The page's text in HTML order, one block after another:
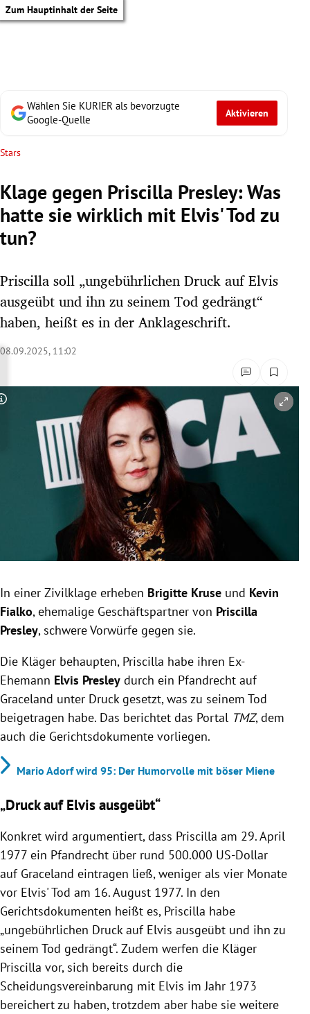
Zum Hauptinhalt der Seite
Untermenü
Untermenü
Untermenü
Untermenü
Untermenü
Untermenü
Untermenü
Untermenü
Untermenü
Wählen Sie KURIER als bevorzugte
Google-Quelle
Aktivieren
Stars
Klage gegen Priscilla Presley: Was
hatte sie wirklich mit Elvis' Tod zu
tun?
Priscilla soll „ungebührlichen Druck auf Elvis
ausgeübt und ihn zu seinem Tod gedrängt“
haben, heißt es in der Anklageschrift.
08.09.2025, 11:02
Copyright-Hinweis öffnen/schließen
In einer Zivilklage erheben Brigitte Kruse und Kevin
Fialko, ehemalige Geschäftspartner von Priscilla
Presley, schwere Vorwürfe gegen sie.
Die Kläger behaupten, Priscilla habe ihren Ex-
Ehemann Elvis Presley durch ein Pfandrecht auf
Graceland unter Druck gesetzt, was zu seinem Tod
beigetragen habe. Das berichtet das Portal TMZ, dem
auch die Gerichtsdokumente vorliegen.
Mario Adorf wird 95: Der Humorvolle mit böser Miene
„Druck auf Elvis ausgeübt“
Konkret wird argumentiert, dass Priscilla am 29. April
1977 ein Pfandrecht über rund 500.000 US-Dollar
auf Graceland eintragen ließ, weniger als vier Monate
vor Elvis' Tod am 16. August 1977. In den
Gerichtsdokumenten heißt es, Priscilla habe
„ungebührlichen Druck auf Elvis ausgeübt und ihn zu
seinem Tod gedrängt“. Zudem werfen die Kläger
Priscilla vor, sich bereits durch die
Scheidungsvereinbarung mit Elvis im Jahr 1973
bereichert zu haben, trotzdem aber habe sie weitere